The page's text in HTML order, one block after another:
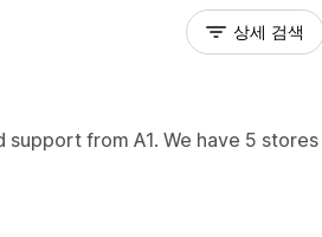
상세 검색
support from A1. We have 5